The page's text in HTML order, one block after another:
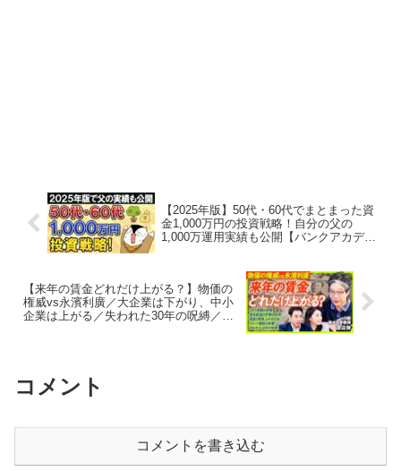
【2025年版】50代・60代でまとまった資
金1,000万円の投資戦略！自分の父の
1,000万運用実績も公開【バンクアカデミ
【来年の賃金どれだけ上がる？】物価の
権威vs永濱利廣／大企業は下がり、中小
企業は上がる／失われた30年の呪縛／
コメント
コメントを書き込む